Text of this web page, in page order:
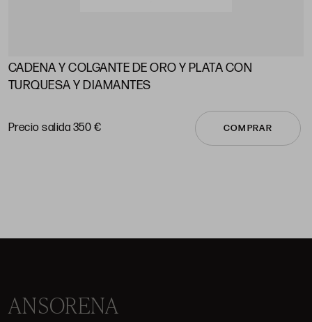
CADENA Y COLGANTE DE ORO Y PLATA CON
TURQUESA Y DIAMANTES
Precio salida 350 € COMPRAR
ANSORENA